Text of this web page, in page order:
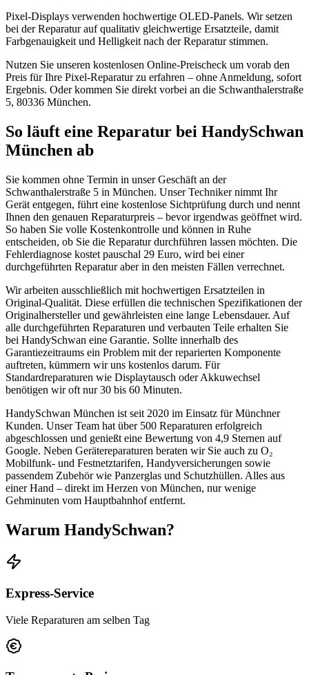
Pixel-Displays verwenden hochwertige OLED-Panels. Wir setzen
bei der Reparatur auf qualitativ gleichwertige Ersatzteile, damit
Farbgenauigkeit und Helligkeit nach der Reparatur stimmen.
Nutzen Sie unseren kostenlosen Online-Preischeck um vorab den
Preis für Ihre Pixel-Reparatur zu erfahren – ohne Anmeldung, sofort
Ergebnis. Oder kommen Sie direkt vorbei an die Schwanthalerstraße
5, 80336 München.
So läuft eine Reparatur bei HandySchwan
München ab
Sie kommen ohne Termin in unser Geschäft an der
Schwanthalerstraße 5 in München. Unser Techniker nimmt Ihr
Gerät entgegen, führt eine kostenlose Sichtprüfung durch und nennt
Ihnen den genauen Reparaturpreis – bevor irgendwas geöffnet wird.
So haben Sie volle Kostenkontrolle und können in Ruhe
entscheiden, ob Sie die Reparatur durchführen lassen möchten. Die
Fehlerdiagnose kostet pauschal 29 Euro, wird bei einer
durchgeführten Reparatur aber in den meisten Fällen verrechnet.
Wir arbeiten ausschließlich mit hochwertigen Ersatzteilen in
Original-Qualität. Diese erfüllen die technischen Spezifikationen der
Originalhersteller und gewährleisten eine lange Lebensdauer. Auf
alle durchgeführten Reparaturen und verbauten Teile erhalten Sie
bei HandySchwan eine Garantie. Sollte innerhalb des
Garantiezeitraums ein Problem mit der reparierten Komponente
auftreten, kümmern wir uns kostenlos darum. Für
Standardreparaturen wie Displaytausch oder Akkuwechsel
benötigen wir oft nur 30 bis 60 Minuten.
HandySchwan München ist seit 2020 im Einsatz für Münchner
Kunden. Unser Team hat über 500 Reparaturen erfolgreich
abgeschlossen und genießt eine Bewertung von 4,9 Sternen auf
Google. Neben Gerätereparaturen beraten wir Sie auch zu O₂
Mobilfunk- und Festnetztarifen, Handyversicherungen sowie
passendem Zubehör wie Panzerglas und Schutzhüllen. Alles aus
einer Hand – direkt im Herzen von München, nur wenige
Gehminuten vom Hauptbahnhof entfernt.
Warum HandySchwan?
Express-Service
Viele Reparaturen am selben Tag